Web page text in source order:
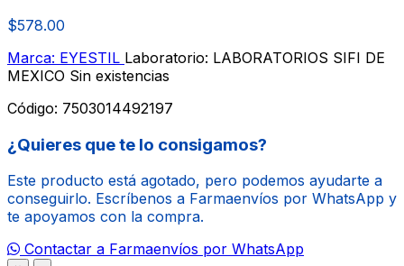
$578.00
Marca: EYESTIL Laboratorio: LABORATORIOS SIFI DE
MEXICO Sin existencias
Código: 7503014492197
¿Quieres que te lo consigamos?
Este producto está agotado, pero podemos ayudarte a
conseguirlo. Escríbenos a Farmaenvíos por WhatsApp y
te apoyamos con la compra.
Contactar a Farmaenvíos por WhatsApp